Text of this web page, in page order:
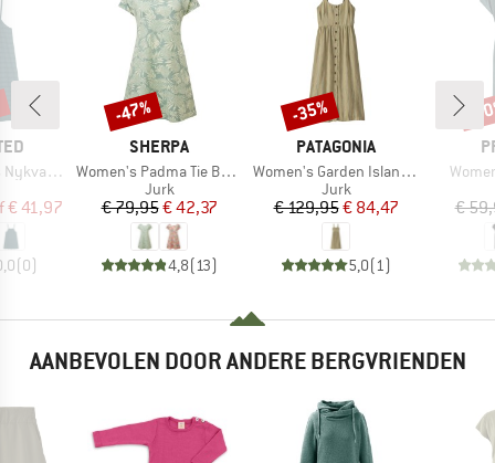
Lace
prijs
€ 41,97
(0)
MERK
SHERPA
Artikel
Women's Padma Tie Back Dress
Productgroep
Jurk
Prijs
€ 79,95Verlaagde prijs
€ 42,37
4,8(13)
Korting
-47%
MERK
PATAGONIA
Artikel
Women's Garden Island Dress
Productgroep
Jurk
Prijs
€ 129,95Verlaagde prijs
€ 84,47
5,0(1 )
Korting
-35%
Artikel
€
-
AANBEVOLEN DOOR ANDERE BERGVRIENDEN